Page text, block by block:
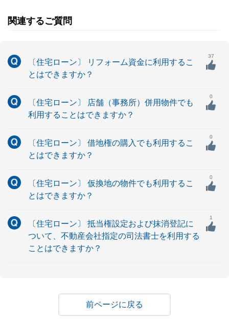
関連するご質問
〔住宅ローン〕 リフォーム資金に利用するこ
とはできますか？
37
〔住宅ローン〕 店舗（事務所）併用物件でも
利用することはできますか？
0
〔住宅ローン〕 借地権の購入でも利用するこ
とはできますか？
0
〔住宅ローン〕 仮換地の物件でも利用するこ
とはできますか？
0
〔住宅ローン〕 抵当権設定および抹消登記に
ついて、不動産会社指定の司法書士を利用する
ことはできますか？
1
戻る